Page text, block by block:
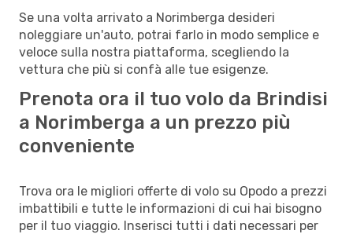
Se una volta arrivato a Norimberga desideri
noleggiare un'auto, potrai farlo in modo semplice e
veloce sulla nostra piattaforma, scegliendo la
vettura che più si confà alle tue esigenze.
Prenota ora il tuo volo da Brindisi
a Norimberga a un prezzo più
conveniente
Trova ora le migliori offerte di volo su Opodo a prezzi
imbattibili e tutte le informazioni di cui hai bisogno
per il tuo viaggio. Inserisci tutti i dati necessari per